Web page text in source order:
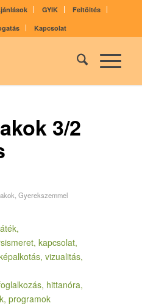
GYIK
Feltöltés
Kapcsolat
3/2
Gyerekszemmel
kapcsolat,
vizualitás,
hittanóra,
programok